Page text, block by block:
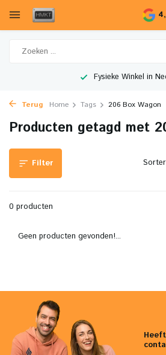
Fysieke Winkel in
Terug Home Tags 206 Box Wagon
Producten getagd met
Filter
0 producten
Geen producten gevonden!...